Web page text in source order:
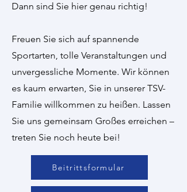
Dann sind Sie hier genau richtig!
Freuen Sie sich auf spannende
Sportarten, tolle Veranstaltungen und
unvergessliche Momente. Wir können
es kaum erwarten, Sie in unserer TSV-
Familie willkommen zu heißen. Lassen
Sie uns gemeinsam Großes erreichen –
treten Sie noch heute bei!
Beitrittsformular